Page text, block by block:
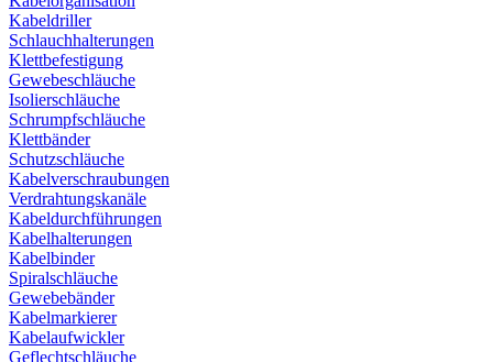
Kabeldriller
Schlauchhalterungen
Klettbefestigung
Gewebeschläuche
Isolierschläuche
Schrumpfschläuche
Klettbänder
Schutzschläuche
Kabelverschraubungen
Verdrahtungskanäle
Kabeldurchführungen
Kabelhalterungen
Kabelbinder
Spiralschläuche
Gewebebänder
Kabelmarkierer
Kabelaufwickler
Geflechtschläuche